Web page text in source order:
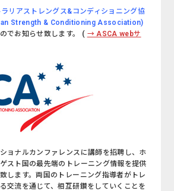
ラリアストレングス&コンディショニング協
Strength & Conditioning Association)
でお知らせ致します。 ( → ASCA webサ
ョナルカンファレンスに講師を招聘し、ホ
スト国の最先端のトレーニング情報を提供
します。両国のトレーニング指導者がトレ
交流を通じて、相互研鑚をしていくことを